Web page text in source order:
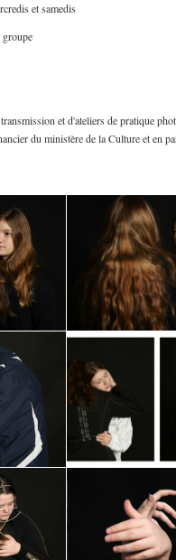
et samedis
groupe
et d'ateliers de pratique
du ministère de la Culture et en